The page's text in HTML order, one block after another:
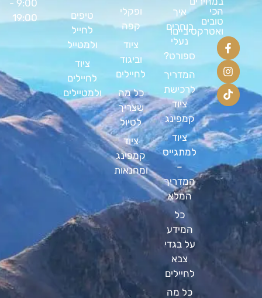
הכי
טובים
ואטרקטיביים!
איך
בוחרים
ספורט?
המדריך
לרכישת
ציוד
קמפינג
ציוד
למתגייס
המדריך
המלא
המידע
על בגדי
לחיילים
כל מה
ופקלי
קפה
וביגוד
לחיילים
כל מה
שצריך
לטיול
ציוד
קמפינג
ומחנאות
טיפים
לחייל
ולמטייל
לחיילים
ולמטיילים
9:00 -
19:00